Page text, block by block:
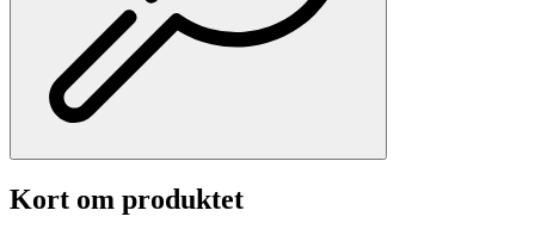
Kort om produktet